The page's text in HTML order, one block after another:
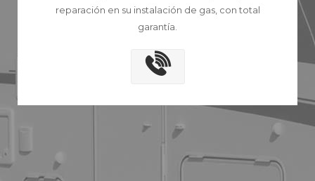
reparación en su instalación de gas, con total
garantía.